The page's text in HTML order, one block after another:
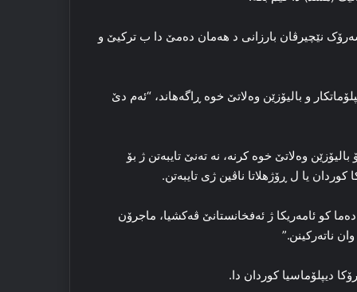
نێچیرڤان بارزانی د هه‌مان ده‌مێ دا ب ترکیێ و
و بالیۆزێن وه‌لاتێ خوه‌ ڕاگەهاند، “ئه‌م دێ
وه‌لاتێ خوه‌ کرنه‌، نه‌ ته‌نێ تایبه‌تن ژ بۆ
یا ل ڕۆژهلاتا ناڤین ژی تایبه‌تن.
کو ئامه‌ریکا ژ ئه‌فخانستانێ ڤه‌کشیا، ماجرۆن
ناته‌رکینن.”
دیپلۆماسیا کوردان دا.